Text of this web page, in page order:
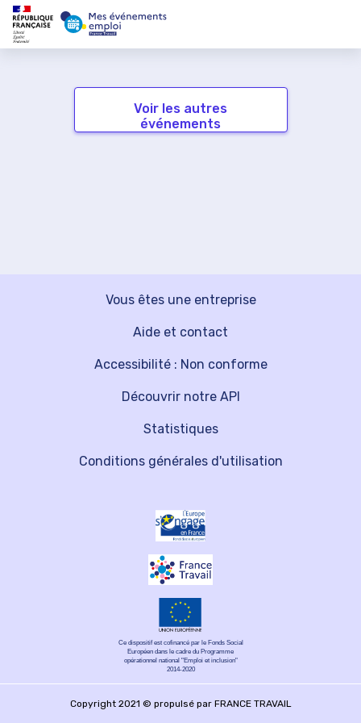
Voir les autres
événements
Vous êtes une entreprise
Découvrir notre API
Aide et contact
Statistiques
Accessibilité : Non conforme
Conditions générales d'utilisation
Ce dispositif est cofinancé par le Fonds Social
Européen dans le cadre du Programme
opérationnel national "Emploi et inclusion"
2014-2020
Copyright 2021 © propulsé par FRANCE TRAVAIL